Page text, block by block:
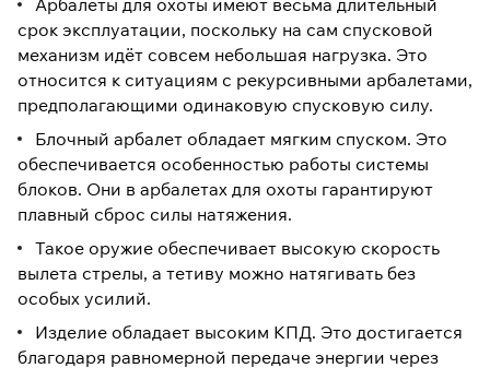
срок эксплуатации, поскольку на сам спусковой
механизм идёт совсем небольшая нагрузка. Это
относится к ситуациям с рекурсивными арбалетами,
предполагающими одинаковую спусковую силу.
Блочный арбалет обладает мягким спуском. Это
обеспечивается особенностью работы системы
блоков. Они в арбалетах для охоты гарантируют
плавный сброс силы натяжения.
Такое оружие обеспечивает высокую скорость
вылета стрелы, а тетиву можно натягивать без
особых усилий.
Изделие обладает высоким КПД. Это достигается
благодаря равномерной передаче энергии через